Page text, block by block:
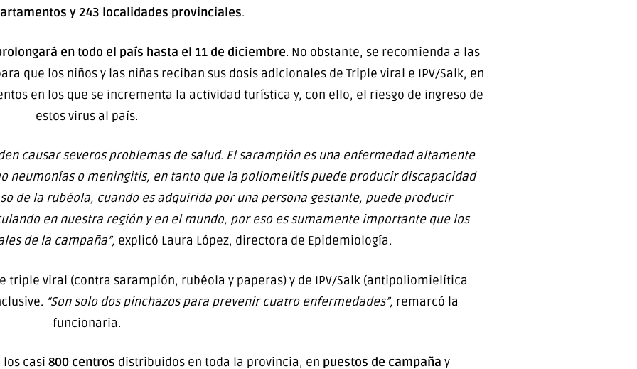
y 243 localidades provinciales.
en todo el país hasta el 11 de diciembre. No obstante, se recomienda a las
que los niños y las niñas reciban sus dosis adicionales de Triple viral e IPV/Salk, en
en los que se incrementa la actividad turística y, con ello, el riesgo de ingreso de
estos virus al país.
causar severos problemas de salud. El sarampión es una enfermedad altamente
neumonías o meningitis, en tanto que la poliomelitis puede producir discapacidad
de la rubéola, cuando es adquirida por una persona gestante, puede producir
en nuestra región y en el mundo, por eso es sumamente importante que los
de la campaña”, explicó Laura López, directora de Epidemiología.
triple viral (contra sarampión, rubéola y paperas) y de IPV/Salk (antipoliomielítica
“Son solo dos pinchazos para prevenir cuatro enfermedades”, remarcó la
funcionaria.
casi 800 centros distribuidos en toda la provincia, en puestos de campaña y